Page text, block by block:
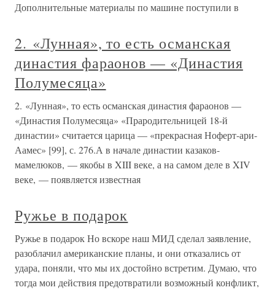
Дополнительные материалы по машине поступили в
2. «Лунная», то есть османская
династия фараонов — «Династия
Полумесяца»
2. «Лунная», то есть османская династия фараонов —
«Династия Полумесяца» «Прародительницей 18-й
династии» считается царица — «прекрасная Ноферт-ари-
Аамес» [99], с. 276.А в начале династии казаков-
мамелюков, — якобы в XIII веке, а на самом деле в XIV
веке, — появляется известная
Ружье в подарок
Ружье в подарок Но вскоре наш МИД сделал заявление,
разоблачил американские планы, и они отказались от
удара, поняли, что мы их достойно встретим. Думаю, что
тогда мои действия предотвратили возможный конфликт,